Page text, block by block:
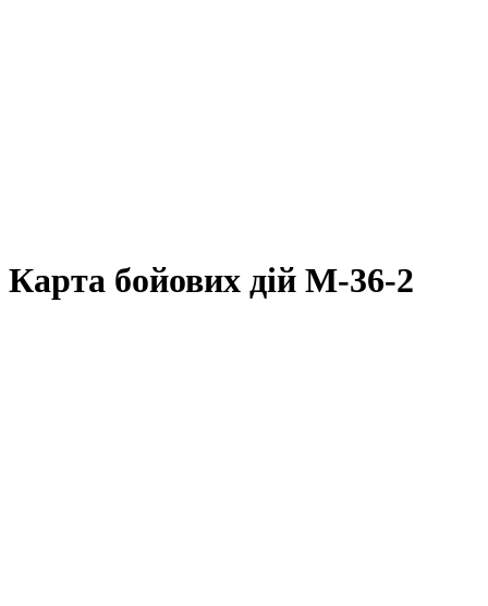
Карта бойових дій M-36-2